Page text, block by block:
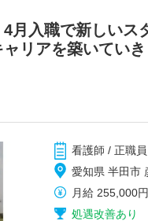
月入職で新しい
リアを築いてい
看護師 / 正職員
愛知県 半田市
月給 255,000円
処遇改善あり